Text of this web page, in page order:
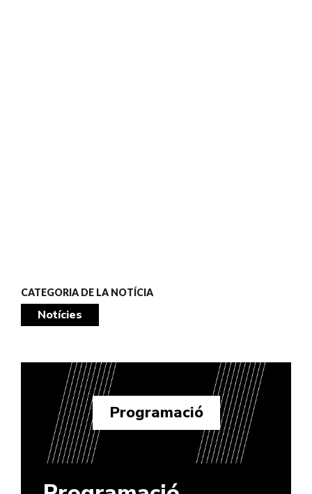
CATEGORIA DE LA NOTÍCIA
Notícies
Programació